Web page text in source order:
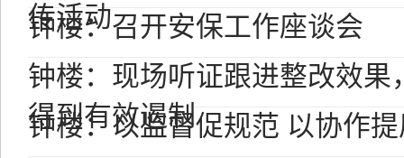
传活动
钟楼：召开安保工作座谈会
钟楼：现场听证跟进整改效果
得到有效遏制
钟楼：以监督促规范 以协作